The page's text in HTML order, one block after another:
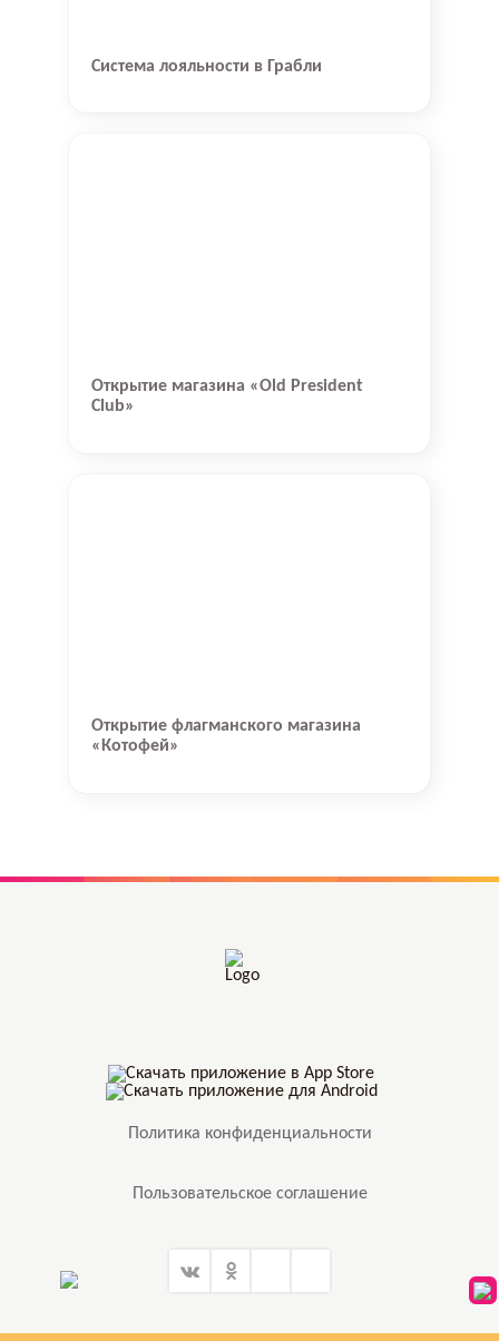
Система лояльности в Грабли
Открытие магазина «Old President
Club»
Открытие флагманского магазина
«Котофей»
Политика конфиденциальности
Пользовательское соглашение